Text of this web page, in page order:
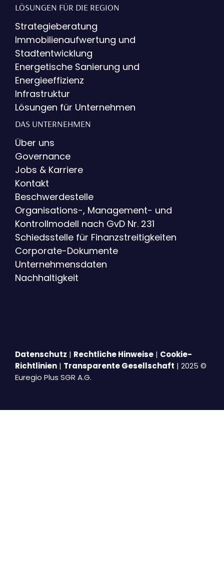
LÖSUNGEN FÜR DIE REGION
Strategieberatung
Immobilienaufwertung und
Stadtentwicklung
Energetische Sanierung und
Energieeffizienz
Infrastruktur
Lösungen für Unternehmen
DAS UNTERNEHMEN
Über uns
Governance
Jobs & Karriere
Kontakt
Beschwerdestelle
Organisations-, Management- und
Kontrollmodell nach GvD Nr. 231
Schiedsstelle für Finanzstreitigkeiten
Corporate-Dokumente
Unternehmensdaten
Nachhaltigkeit
Datenschutz | Rechtliche Hinweise | Cookie-
Richtlinien | Transparente Gesellschaft | 2025 ©
Euregio Plus SGR A.G.